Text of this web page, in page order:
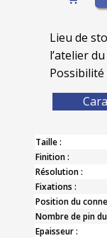
Lieu de
l’atelier
Taille :
Finition :
Résolution :
Fixations :
Position du
Nombre de pin
Epaisseur :